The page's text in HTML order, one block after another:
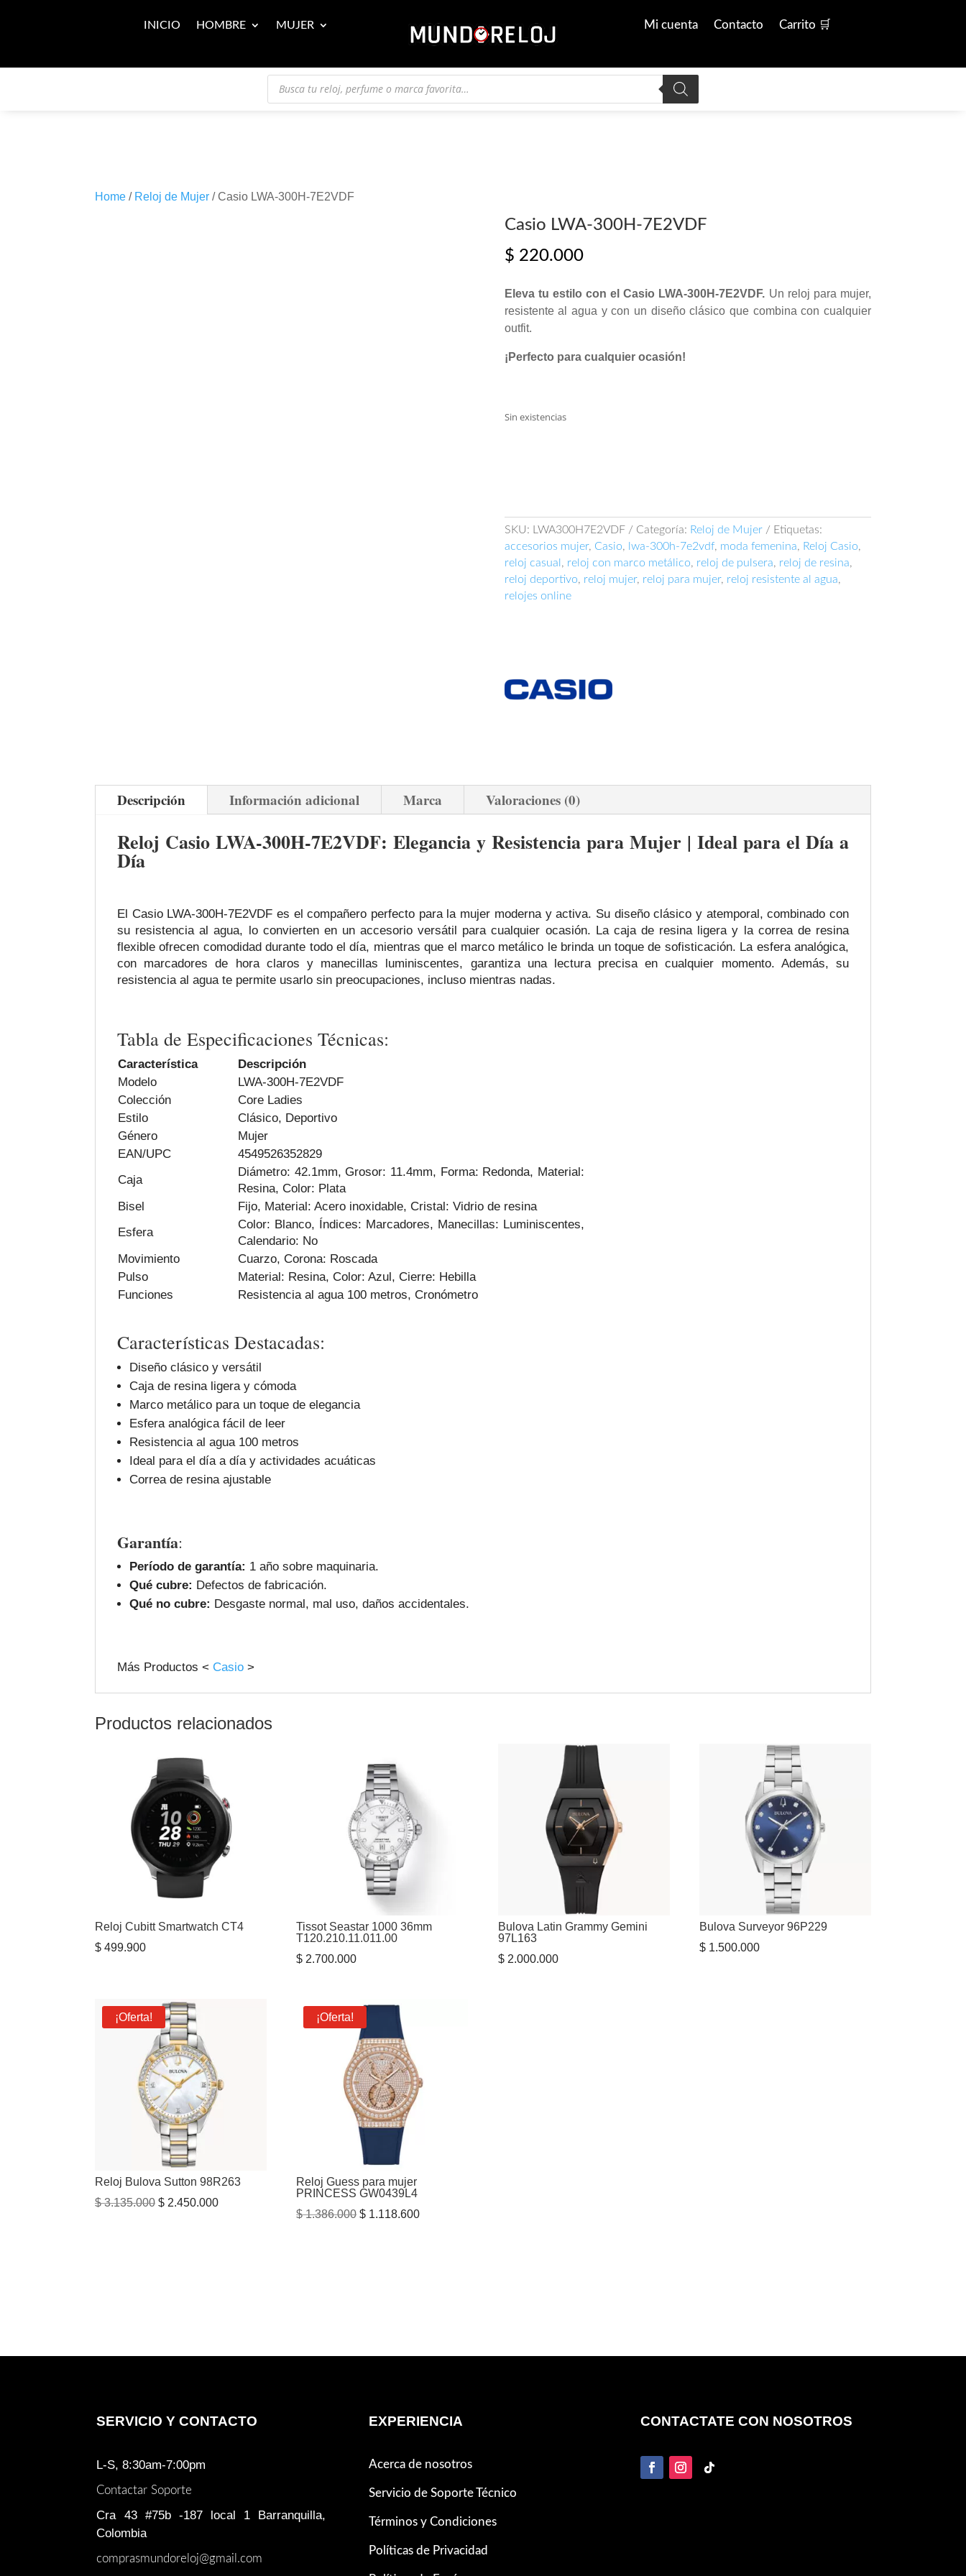
INICIO HOMBRE MUJER Mi cuenta Contacto Carrito 🛒
Búsqueda
productos
Home / Reloj de Mujer / Casio LWA-300H-7E2VDF
Casio LWA-300H-7E2VDF
$ 220.000
Eleva tu estilo con el Casio LWA-300H-7E2VDF. Un reloj para mujer,
resistente al agua y con un diseño clásico que combina con cualquier
outfit.
¡Perfecto para cualquier ocasión!
Sin existencias
SKU: LWA300H7E2VDF Categoría: Reloj de Mujer
Etiquetas:
accesorios mujer, Casio, lwa-300h-7e2vdf, moda femenina, Reloj Casio,
reloj casual , reloj con marco metálico, reloj de pulsera, reloj de resina,
reloj deportivo, reloj mujer, reloj para mujer, reloj resistente al agua,
relojes online
Descripción Información adicional Marca Valoraciones (0)
Reloj Casio LWA-300H-7E2VDF: Elegancia y Resistencia para Mujer | Ideal para el Día a
Día
El Casio LWA-300H-7E2VDF es el compañero perfecto para la mujer moderna y activa. Su diseño clásico y atemporal, combinado con
su resistencia al agua, lo convierten en un accesorio versátil para cualquier ocasión. La caja de resina ligera y la correa de resina
flexible ofrecen comodidad durante todo el día, mientras que el marco metálico le brinda un toque de sofisticación. La esfera analógica,
con marcadores de hora claros y manecillas luminiscentes, garantiza una lectura precisa en cualquier momento. Además, su
resistencia al agua te permite usarlo sin preocupaciones, incluso mientras nadas.
Tabla de Especificaciones Técnicas:
Característica
Descripción
Modelo
LWA-300H-7E2VDF
Colección
Core Ladies
Estilo
Clásico, Deportivo
Género
Mujer
EAN/UPC
4549526352829
Caja
Diámetro: 42.1mm, Grosor: 11.4mm, Forma: Redonda, Material:
Resina, Color: Plata
Bisel
Fijo, Material: Acero inoxidable, Cristal: Vidrio de resina
Esfera
Color: Blanco, Índices: Marcadores, Manecillas: Luminiscentes,
Calendario: No
Movimiento
Cuarzo, Corona: Roscada
Pulso
Material: Resina, Color: Azul, Cierre: Hebilla
Funciones
Resistencia al agua 100 metros, Cronómetro
Características Destacadas:
Diseño clásico y versátil
Caja de resina ligera y cómoda
Marco metálico para un toque de elegancia
Esfera analógica fácil de leer
Resistencia al agua 100 metros
Ideal para el día a día y actividades acuáticas
Correa de resina ajustable
Garantía:
Período de garantía: 1 año sobre maquinaria.
Qué cubre: Defectos de fabricación.
Qué no cubre: Desgaste normal, mal uso, daños accidentales.
Más Productos < Casio >
Productos relacionados
Reloj Cubitt Smartwatch CT4
$ 499.900
Tissot Seastar 1000 36mm
T120.210.11.011.00
$ 2.700.000
Bulova Latin Grammy Gemini
97L163
$2.000.000
Bulova Surveyor 96P229
$1.500.000
¡Oferta!
Reloj Bulova Sutton 98R263
$3.135.000 El
$ 2.450.000El
¡Oferta!
Reloj Guess para mujer
PRINCESS GW0439L4
$1.386.000 El
$ 1.118.600El
SERVICIO Y CONTACTO
L-S, 8:30am-7:00pm
Contactar Soporte
Cra 43 #75b -187 local 1 Barranquilla,
Colombia
comprasmundoreloj@gmail.com
EXPERIENCIA
Acerca de nosotros
Servicio de Soporte Técnico
Términos y Condiciones
Políticas de Privacidad
CONTACTATE CON NOSOTROS